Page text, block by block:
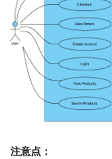
注意点：